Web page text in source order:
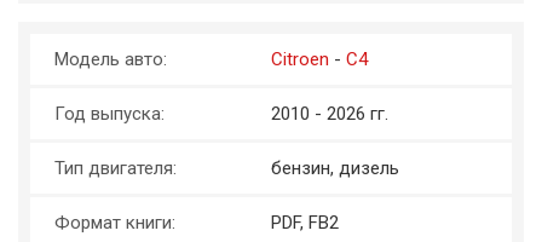
Модель авто: Citroen - C4
Год выпуска: 2010 - 2026 гг.
Тип двигателя: бензин, дизель
Формат книги: PDF, FB2